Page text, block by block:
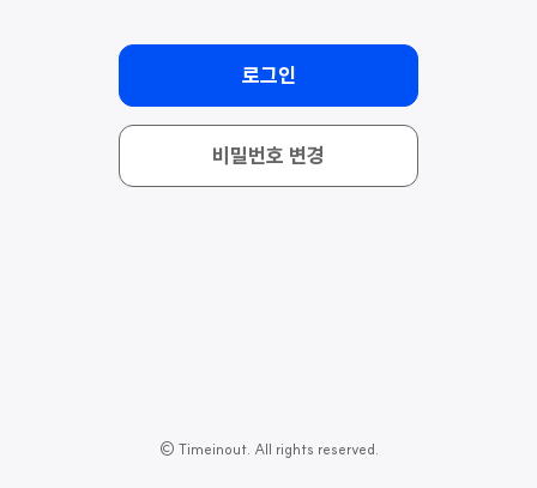
로그인
비밀번호 변경
© Timeinout. All rights reserved.